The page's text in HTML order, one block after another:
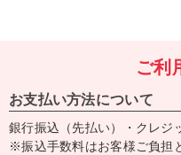
ご利
お支払い方法について
銀行振込（先払い）・クレジ
※振込手数料はお客様ご負担